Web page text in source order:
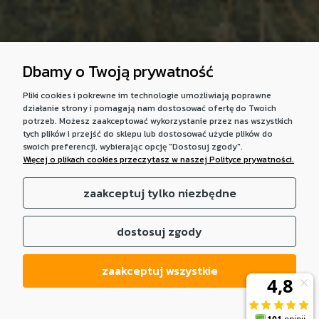
Dbamy o Twoją prywatność
Pliki cookies i pokrewne im technologie umożliwiają poprawne
działanie strony i pomagają nam dostosować ofertę do Twoich
potrzeb. Możesz zaakceptować wykorzystanie przez nas wszystkich
tych plików i przejść do sklepu lub dostosować użycie plików do
swoich preferencji, wybierając opcję "Dostosuj zgody".
Więcej o plikach cookies przeczytasz w naszej Polityce prywatności.
zaakceptuj tylko niezbędne
dostosuj zgody
zaakceptuj wszystkie